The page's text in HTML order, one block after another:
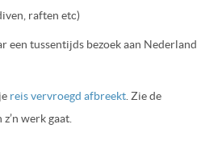
raften etc)
een tussentijds bezoek aan Nederland
reis vervroegd afbreekt . Zie de
werk gaat.